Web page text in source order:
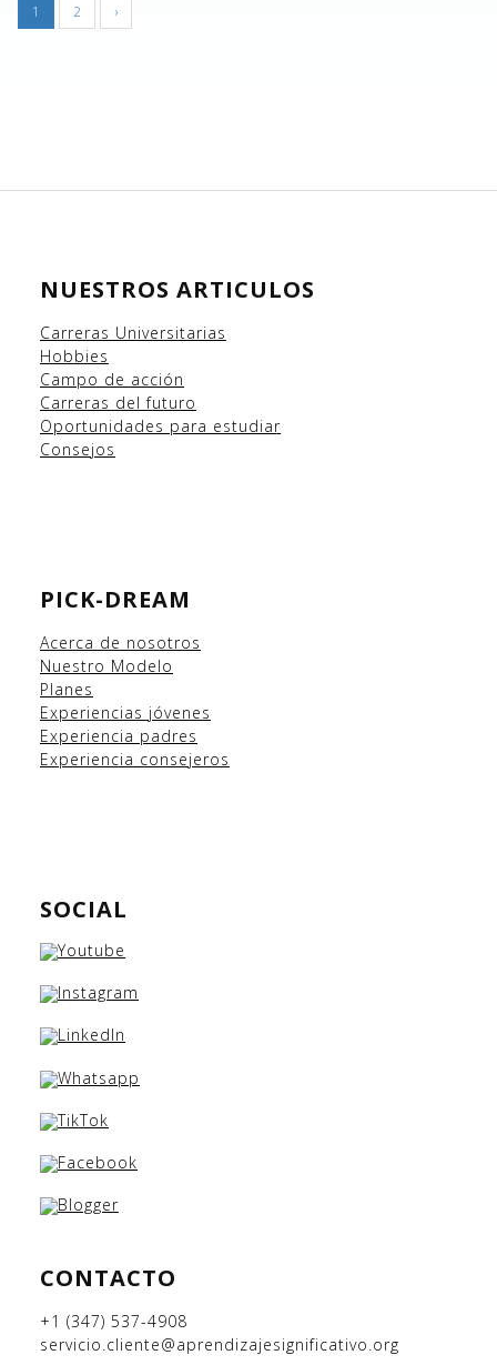
1 2 ›
NUESTROS ARTICULOS
Carreras Universitarias
Hobbies
Campo de acción
Carreras del futuro
Oportunidades para estudiar
Consejos
PICK-DREAM
Acerca de nosotros
Nuestro Modelo
Planes
Experiencias jóvenes
Experiencia padres
Experiencia consejeros
SOCIAL
CONTACTO
+1 (347) 537-4908
servicio.cliente@aprendizajesignificativo.org